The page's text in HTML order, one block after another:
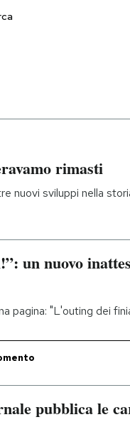
Moda
Ok Boomer!
Europa
Altrecose
rimasti
nuovi sviluppi nella
un nuovo
pagina: "L'outing dei
pubblica le